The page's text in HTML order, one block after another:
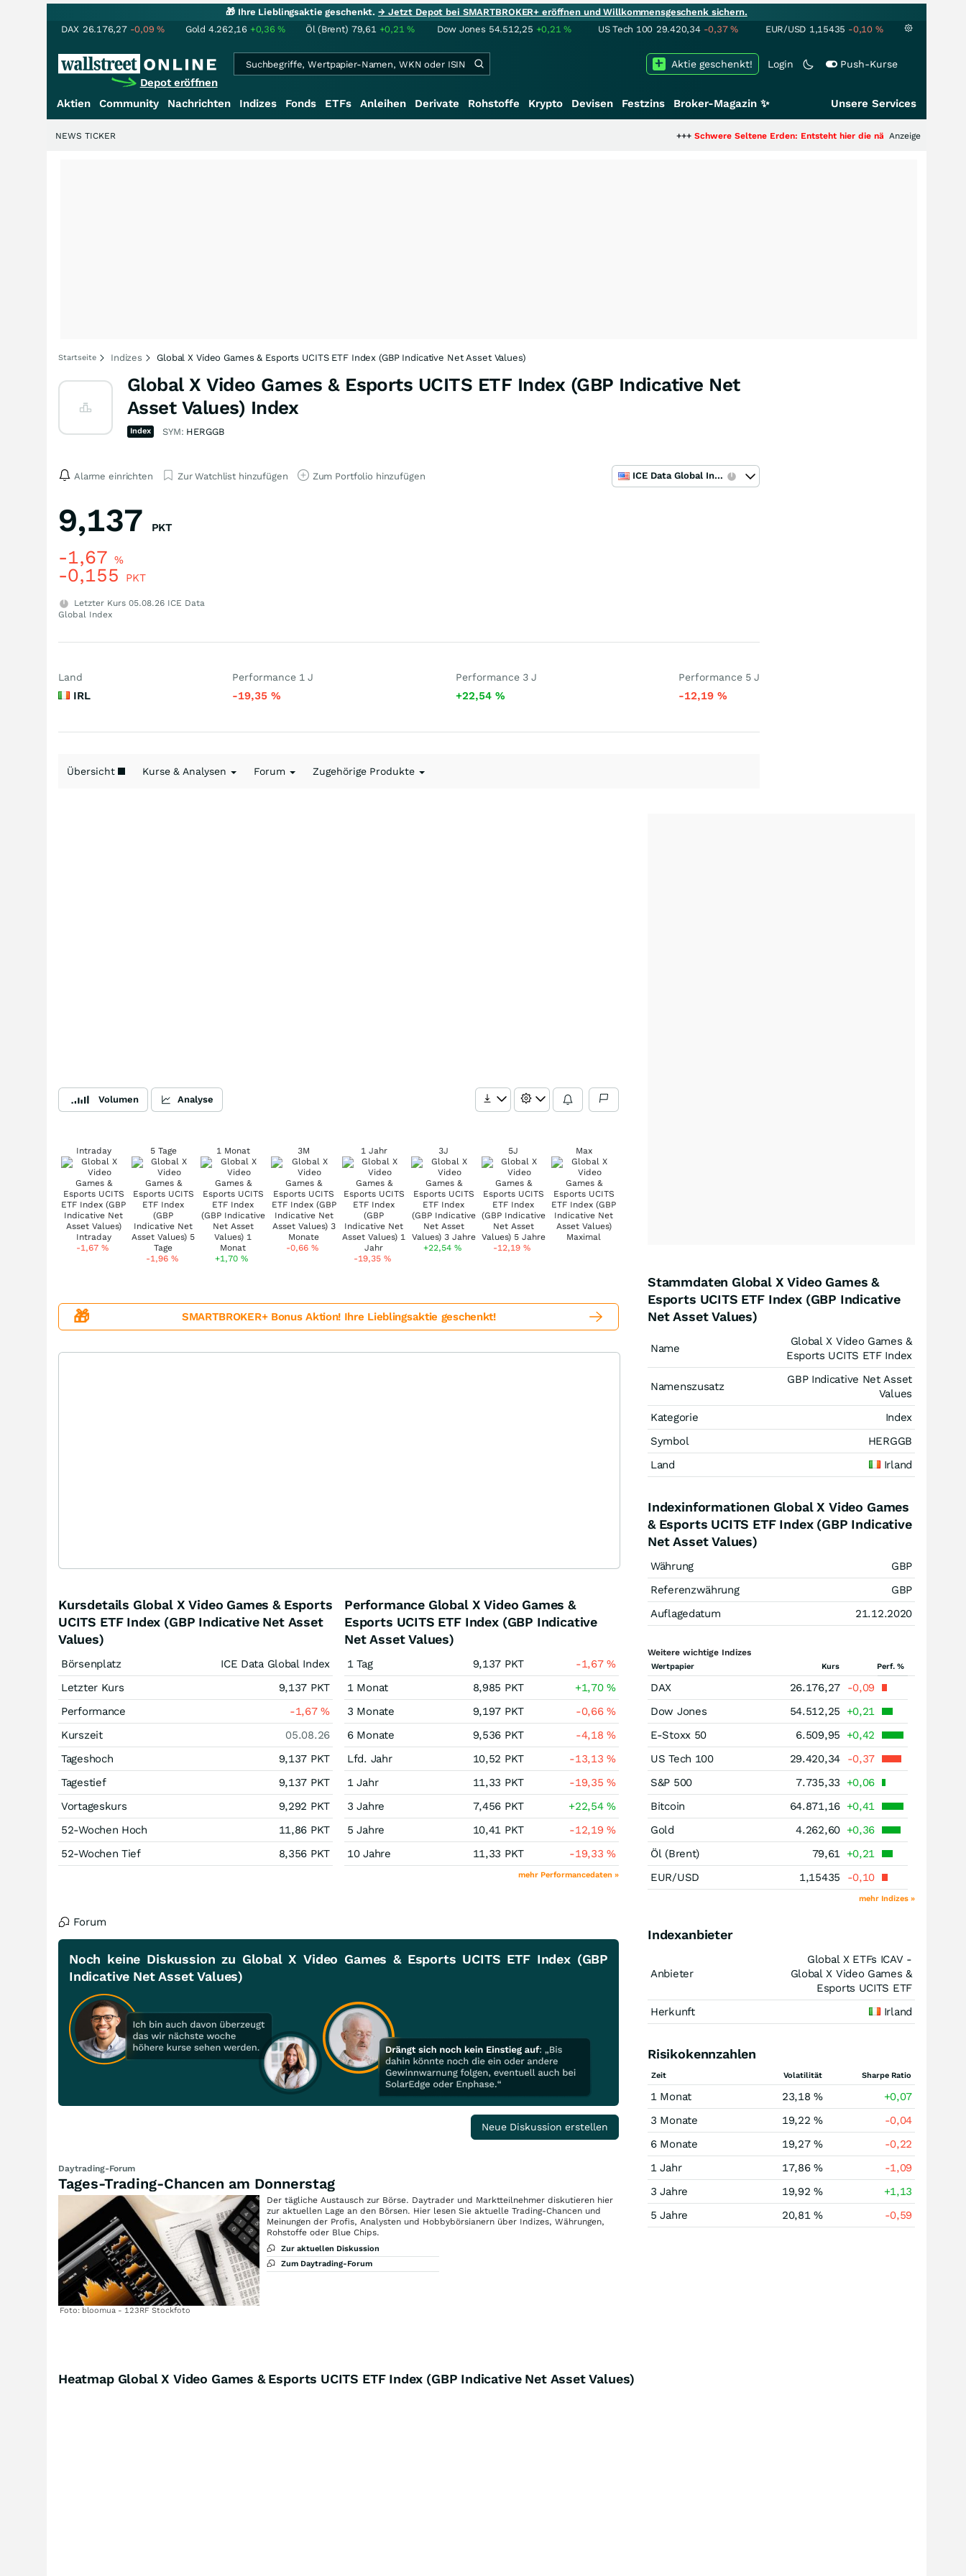
🎁 Ihre Lieblingsaktie geschenkt.→ Jetzt Depot bei SMARTBROKER+ eröffnen und Willkommensgeschenk sichern.
DAX 26.176,27 -0,09% Gold 4.262,16 +0,36% Öl (Brent) 79,61 +0,21% Dow Jones 54.512,25 +0,21% US Tech 100 29.420,34 -0,37% EUR/USD 1,15435 -0,10 %
Depot eröffnen
Login Push-Kurse
Aktie geschenkt!
Aktien Community Nachrichten Indizes Fonds ETFs Anleihen Derivate Rohstoffe Krypto Devisen Festzins Broker-Magazin ✨ Unsere Services
Schwere Seltene Erden: Entsteht hier die nächste Milliardenstory?
Anzeige
NEWS TICKER
Startseite Indizes Global X Video Games & Esports UCITS ETF Index (GBP Indicative Net Asset Values)
Global X Video Games & Esports UCITS ETF Index (GBP Indicative Net
Asset Values) Index
Index SYM: HERGGB
Alarme einrichten Zur Watchlist hinzufügen Zum Portfolio hinzufügen ICE Data Global Index
9,137 PKT
-1,67 %
-0,155 PKT
Letzter Kurs 05.08.26 ICE Data
Global Index
Land
IRL
Performance 1 J
-19,35%
Performance 3 J
+22,54 %
Performance 5 J
-12,19 %
Übersicht Kurse & Analysen Forum Zugehörige Produkte
Volumen Analyse
Intraday
-1,67 %
5 Tage
-1,96 %
1 Monat
+1,70%
3M
-0,66%
1 Jahr
-19,35%
3J
+22,54 %
5J
-12,19%
Max
🎁 SMARTBROKER+ Bonus Aktion! Ihre Lieblingsaktie geschenkt!
Kursdetails Global X Video Games & Esports
UCITS ETF Index (GBP Indicative Net Asset
Values)
Börsenplatz
ICE Data Global Index
Letzter Kurs
9,137 PKT
Performance
-1,67%
Kurszeit
05.08.26
Tageshoch
9,137 PKT
Tagestief
9,137 PKT
Vortageskurs
9,292 PKT
52-Wochen Hoch
11,86 PKT
52-Wochen Tief
8,356 PKT
Performance Global X Video Games &
Esports UCITS ETF Index (GBP Indicative
Net Asset Values)
1 Tag 9,137 PKT -1,67%
1 Monat
8,985 PKT +1,70%
3 Monate
9,197 PKT -0,66%
6 Monate
9,536 PKT -4,18%
Lfd. Jahr
10,52 PKT -13,13%
1 Jahr
11,33 PKT -19,35%
3 Jahre
7,456 PKT +22,54%
5 Jahre
10,41 PKT -12,19%
10 Jahre
11,33 PKT -19,33%
mehr Performancedaten »
Forum
Noch keine Diskussion zu Global X Video Games & Esports UCITS ETF Index (GBP
Indicative Net Asset Values)
Neue Diskussion erstellen
Daytrading-Forum
Tages-Trading-Chancen am Donnerstag
Foto: bloomua - 123RF Stockfoto
Der tägliche Austausch zur Börse. Daytrader und Marktteilnehmer diskutieren hier
zur aktuellen Lage an den Börsen. Hier lesen Sie aktuelle Trading-Chancen und
Meinungen der Profis, Analysten und Hobbybörsianern über Indizes, Währungen,
Rohstoffe oder Blue Chips.
Zur aktuellen Diskussion
Zum Daytrading-Forum
Stammdaten Global X Video Games &
Esports UCITS ETF Index (GBP Indicative
Net Asset Values)
Name
Global X Video Games &
Esports UCITS ETF Index
Namenszusatz
GBP Indicative Net Asset
Values
Kategorie
Index
Symbol
HERGGB
Land
Irland
Indexinformationen Global X Video Games
& Esports UCITS ETF Index (GBP Indicative
Net Asset Values)
Währung
GBP
Referenzwährung
GBP
Auflagedatum
21.12.2020
Weitere wichtige Indizes
Wertpapier Kurs Perf. %
DAX 26.176,27
-0,09
Dow Jones
54.512,25
+0,21
E-Stoxx 50
6.509,95
+0,42
US Tech 100
29.420,34
-0,37
S&P 500
7.735,33
+0,06
Bitcoin
64.871,16 +0,41
Gold
4.262,60 +0,36
Öl (Brent)
79,61 +0,21
EUR/USD
1,15435 -0,10
mehr Indizes »
Indexanbieter
Anbieter
Global X ETFs ICAV -
Global X Video Games &
Esports UCITS ETF
Herkunft
Irland
Risikokennzahlen
Zeit Volatilität Sharpe Ratio
1 Monat 23,18 %
+0,07
3 Monate
19,22 %
-0,04
6 Monate
19,27 %
-0,22
1 Jahr
17,86 %
-1,09
3 Jahre
19,92 %
+1,13
5 Jahre
20,81 % -0,59
Heatmap Global X Video Games & Esports UCITS ETF Index (GBP Indicative Net Asset Values)